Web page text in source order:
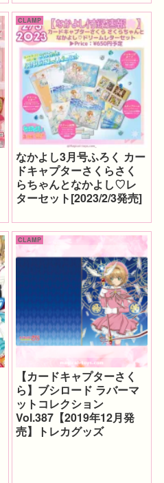
CLAMP
なかよし3月号ふろく カー
ドキャプターさくらさく
らちゃんとなかよし♡レ
ターセット[2023/2/3発売]
CLAMP
【カードキャプターさく
ら】ブシロード ラバーマ
ットコレクション
Vol.387【2019年12月発
売】トレカグッズ